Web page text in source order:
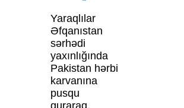
Yaraqlılar
Əfqanıstan
sərhədi
yaxınlığında
Pakistan hərbi
karvanına
pusqu